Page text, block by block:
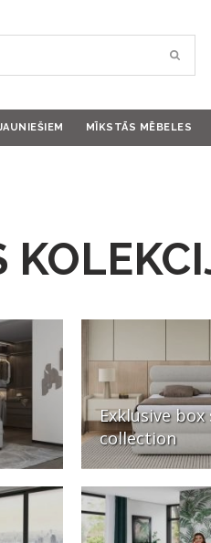
MĪKSTĀS MĒBELES
Exklusive
collection